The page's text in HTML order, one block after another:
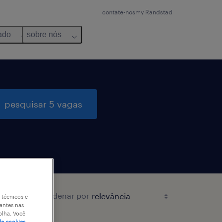
contate-nosmy Randstad
sobre nós
pesquisar 5 vagas
ordenar por
técnicos e
nas
Você